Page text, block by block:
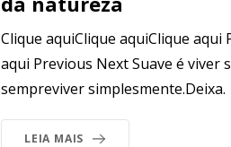
Clique aquiClique aquiClique aqui
aqui Previous Next Suave é viver
sempreviver simplesmente.Deixa.
LEIA MAIS